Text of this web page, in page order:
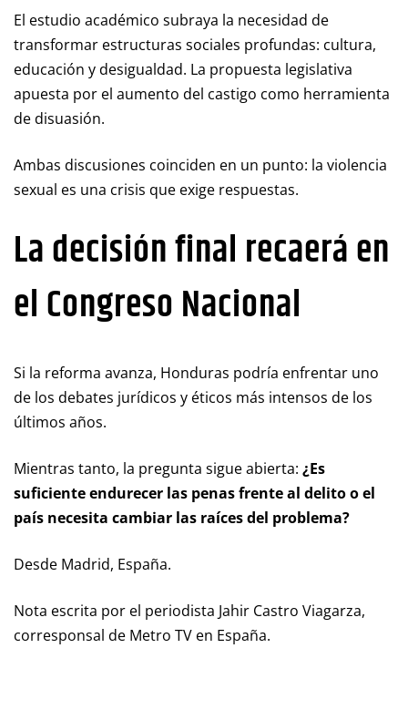
El estudio académico subraya la necesidad de
transformar estructuras sociales profundas: cultura,
educación y desigualdad. La propuesta legislativa
apuesta por el aumento del castigo como herramienta
de disuasión.
Ambas discusiones coinciden en un punto: la violencia
sexual es una crisis que exige respuestas.
La decisión final recaerá en
el Congreso Nacional
Si la reforma avanza, Honduras podría enfrentar uno
de los debates jurídicos y éticos más intensos de los
últimos años.
Mientras tanto, la pregunta sigue abierta: ¿Es
suficiente endurecer las penas frente al delito o el
país necesita cambiar las raíces del problema?
Desde Madrid, España.
Nota escrita por el periodista Jahir Castro Viagarza,
corresponsal de Metro TV en España.